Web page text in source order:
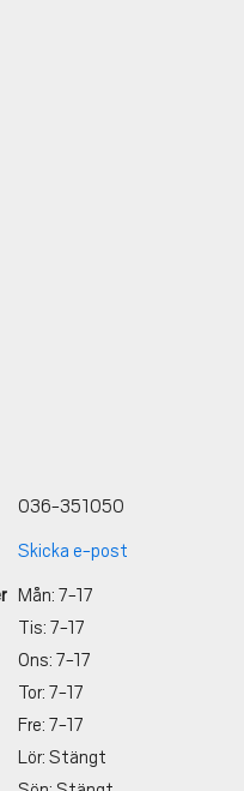
036-351050
Skicka e-post
Mån: 7-17
Tis: 7-17
Ons: 7-17
Tor: 7-17
Fre: 7-17
Lör: Stängt